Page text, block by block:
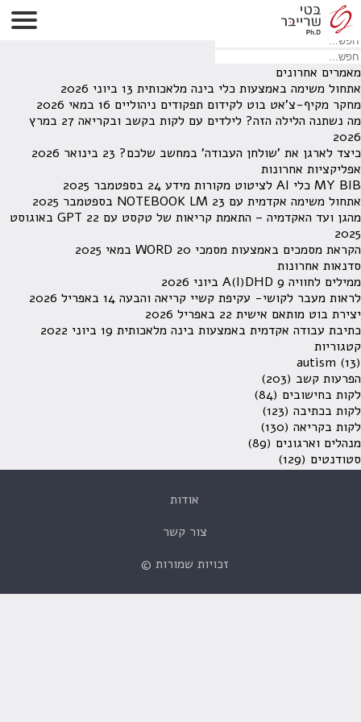
לא נמצאו תוצאות תחת קטגוריה זו.
מחפש משהו מסויים? השתמש בחיפוש
מאמרים אחרונים
אתחול משימה באמצעות כלי בינה מלאכותית 13 ביוני 2026
מחקר מקיף-צ'אט בוט לקידום תפקודים ניהוליים 16 במאי 2026
מה נשתנה הלילה הזה? לילדים עם לקות בקשב ובקריאה
27 במרץ
2026
כיצד לארגן את 'שולחן העבודה' במחשב שלכם? 23 בינואר 2026
אפליקציות אחרונות
MY BIB כלי AI לציטוט מקורות מידע
24 בספטמבר 2025
אתחול משימה אקדמית עם NOTEBOOK LM 23 בספטמבר 2025
מהגן ועד האקדמיה – התאמת קריאות של טקסט עם GPT
22 באוגוסט
2025
הקראת מסמכים באמצעות מסמכי WORD 20 במאי 2025
סדנאות אחרונות
ממילים לחוויה A(I)DHD 9 ביוני 2026
לראות מעבר לקושי- עקיפת קשיי קריאה והבעה 14 באפריל 2026
יצירת בוט מותאם אישית 22 באפריל 2026
כתיבת עבודה אקדמית באמצעות בינה מלאכותית 19 ביוני 2022
קטגוריות
autism (13)
הפרעות קשב (203)
לקות בחישובים (84)
לקות בכתיבה (123)
לקות בקריאה (130)
מנהלים וארגונים (89)
סטודנטים (129)
אודות
צור קשר
זכויות שמורות ©